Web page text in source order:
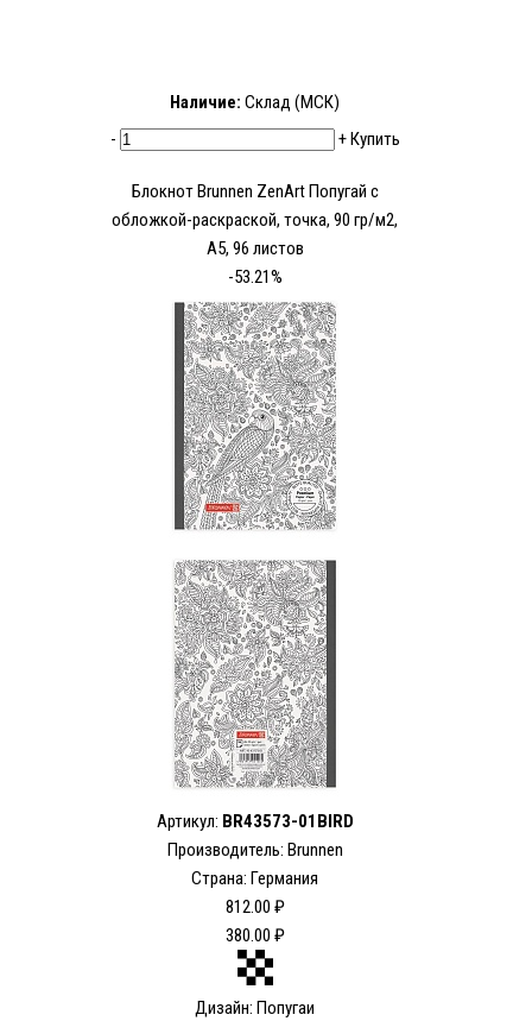
Наличие: Склад (МСК)
-
+Купить
Блокнот Brunnen ZenArt Попугай с
обложкой-раскраской, точка, 90 гр/м2,
А5, 96 листов
-53.21%
Артикул: BR43573-01BIRD
Производитель: Brunnen
Страна: Германия
812.00 ₽
380.00 ₽
Дизайн: Попугаи